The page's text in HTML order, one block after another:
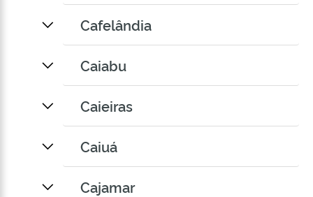
Cafelândia
Caiabu
Caieiras
Caiuá
Cajamar